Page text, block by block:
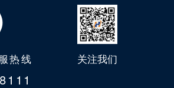
热线 关注我们